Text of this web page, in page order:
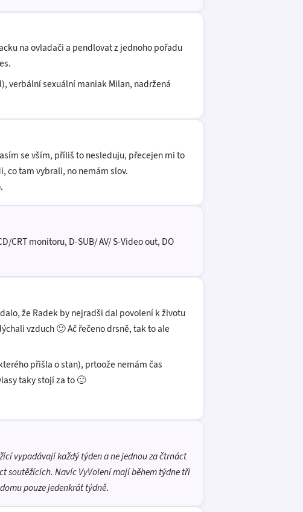
na ovladači a pendlovat z jednoho pořadu
verbální sexuální maniak Milan, nadržená
se vším, příliš to nesleduju, přecejen mi to
co tam vybrali, no nemám slov.
CRT monitoru, D-SUB/ AV/ S-Video out, DO
že Radek by nejradši dal povolení k životu
vzduch 🙂 Ač řečeno drsně, tak to ale
přišla o stan), prtoože nemám čas
taky stojí za to 🙂
vypadávají každý týden a ne jednou za čtrnáct
soutěžících. Navíc VyVolení mají během týdne tři
pouze jedenkrát týdně.